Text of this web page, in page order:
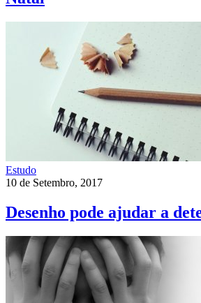
Estudo
10 de Setembro, 2017
Desenho pode ajudar a